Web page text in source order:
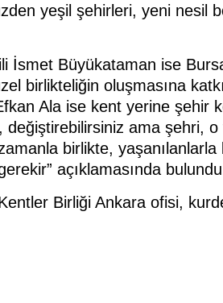
yeşil şehirleri, yeni nesil
İsmet Büyükataman ise
birlikteliğin oluşmasına
Ala ise kent yerine şehir
değiştirebilirsiniz ama şehri,
birlikte, yaşanılanlarla
açıklamasında
Birliği Ankara ofisi,